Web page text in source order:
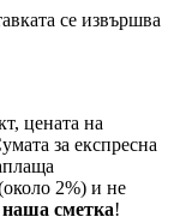
се извършва
цената на
за експресна
2%) и не
наша сметка!